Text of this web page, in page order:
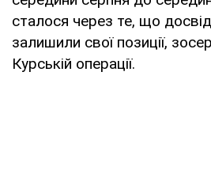
сталося через те, що
залишили свої позиції,
Курській операції.